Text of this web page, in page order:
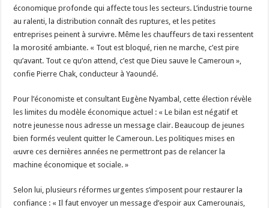
économique profonde qui affecte tous les secteurs. L’industrie tourne
au ralenti, la distribution connaît des ruptures, et les petites
entreprises peinent à survivre. Même les chauffeurs de taxi ressentent
la morosité ambiante. « Tout est bloqué, rien ne marche, c’est pire
qu’avant. Tout ce qu’on attend, c’est que Dieu sauve le Cameroun »,
confie Pierre Chak, conducteur à Yaoundé.
Pour l’économiste et consultant Eugène Nyambal, cette élection révèle
les limites du modèle économique actuel : « Le bilan est négatif et
notre jeunesse nous adresse un message clair. Beaucoup de jeunes
bien formés veulent quitter le Cameroun. Les politiques mises en
œuvre ces dernières années ne permettront pas de relancer la
machine économique et sociale. »
Selon lui, plusieurs réformes urgentes s’imposent pour restaurer la
confiance : « Il faut envoyer un message d’espoir aux Camerounais,